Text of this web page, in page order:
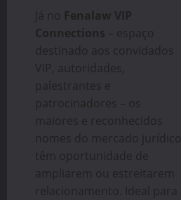
Já no Fenalaw VIP
Connections – espaço
destinado aos convidados
VIP, autoridades,
palestrantes e
patrocinadores – os
maiores e reconhecidos
nomes do mercado jurídico
têm oportunidade de
ampliarem ou estreitarem
relacionamento. Ideal para